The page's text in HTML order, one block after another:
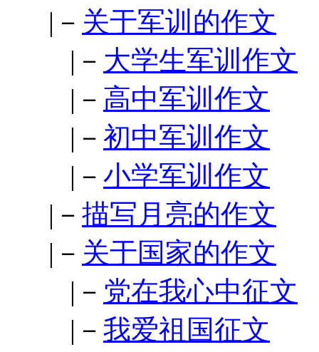
|－ 关于军训的作文
|－ 大学生军训作文
|－ 高中军训作文
|－ 初中军训作文
|－ 小学军训作文
|－ 描写月亮的作文
|－ 关于国家的作文
|－ 党在我心中征文
|－ 我爱祖国征文